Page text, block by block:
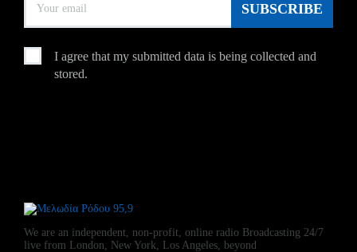
I agree that my submitted data is being collected and
stored.
We are an independent, non-profit, online radio Broadcasting 24/7
live from London, New York, Los Angeles, beyond